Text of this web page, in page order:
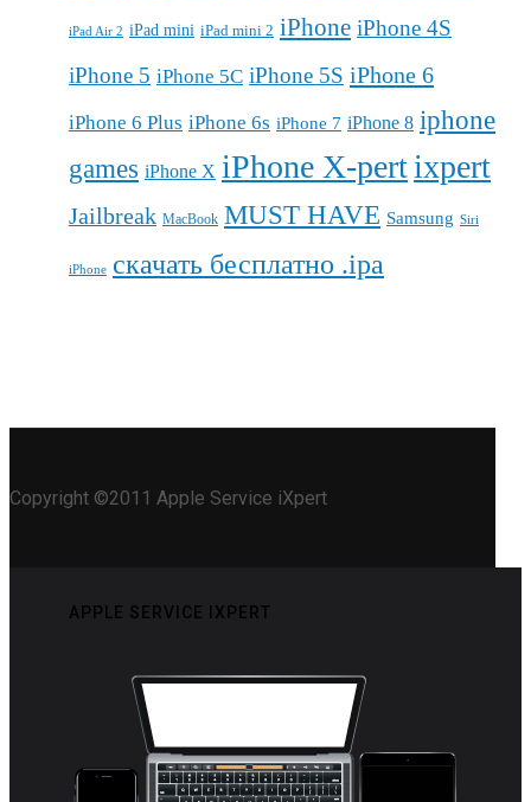
iPad Air 2 iPad mini iPad mini 2 iPhone iPhone 4S
iPhone 5 iPhone 5C iPhone 5S iPhone 6
iPhone 6 Plus iPhone 6s iPhone 7 iPhone 8 iphone
games iPhone X iPhone X-pertixpert
Jailbreak MacBook MUST HAVE Samsung Siri
iPhone скачать бесплатно .ipa
Copyright ©2011 Apple Service iXpert
APPLE SERVICE IXPERT